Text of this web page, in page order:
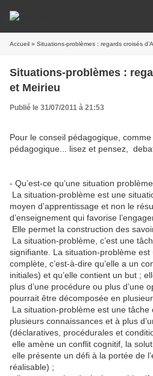
Accueil » Situations-problèmes : regards croisés
Situations-problèmes :
et Meirieu
Publié le 31/07/2011 à 21:53
Pour le conseil pédagogique,
pédagogique... lisez et pensez,
- Qu’est-ce qu’une situation
La situation-problème est une
moyen d’apprentissage et non le
d’enseignement qui favorise
Elle permet la construction des
La situation-problème, c’est une
signifiante. La situation-problème
complète, c’est-à-dire qu’elle a un
initiales) et qu’elle contient un but ;
plus d’une procédure ou plus d’une
pourrait être décomposée en
La situation-problème est une tâche
plusieurs connaissances et à plus
(déclaratives, procédurales et
elle amène un conflit cognitif, la
elle présente un défi à la portée de
réalisable) ;